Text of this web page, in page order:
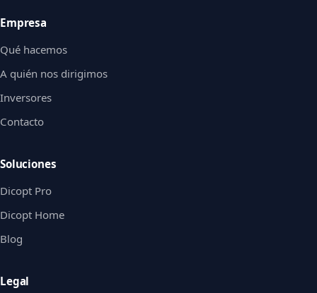
Empresa
Qué hacemos
A quién nos dirigimos
Inversores
Contacto
Soluciones
Dicopt Pro
Dicopt Home
Blog
Legal